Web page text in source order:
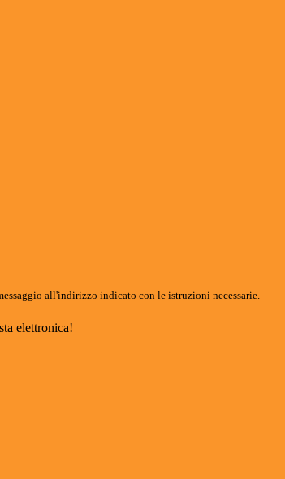
all'indirizzo indicato con le istruzioni necessarie.
elettronica!